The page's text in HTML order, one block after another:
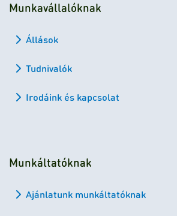
Munkavállalóknak
Állások
Tudnivalók
Irodáink és kapcsolat
Munkáltatóknak
Ajánlatunk munkáltatóknak